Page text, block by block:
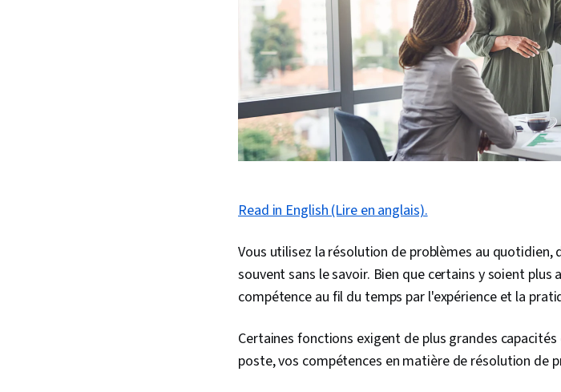
Read in English (Lire en anglais).
Vous utilisez la résolution de problèmes au
souvent sans le savoir. Bien que certains y soient
compétence au fil du temps par l'expérience et la
Certaines fonctions exigent de plus grandes
poste, vos compétences en matière de résolution de